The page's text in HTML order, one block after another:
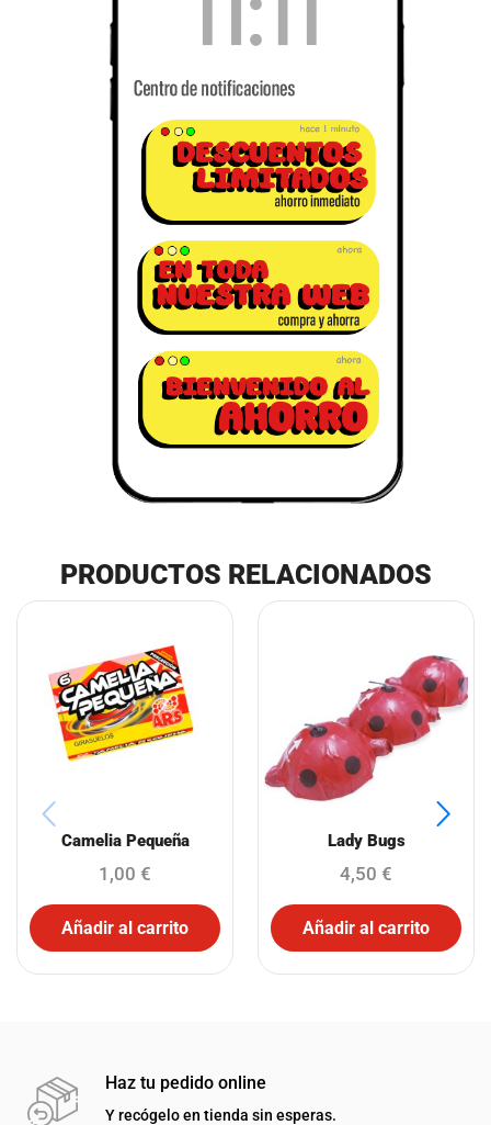
PRODUCTOS RELACIONADOS
Camelia Pequeña
1,00 €
Añadir al carrito
Lady Bugs
4,50 €
Añadir al carrito
Haz tu pedido online
Y recógelo en tienda sin esperas.